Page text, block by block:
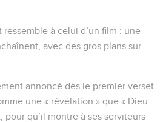
à celui d’un film : une
avec des gros plans sur
annoncé dès le premier verset
une « révélation » que « Dieu
pour qu’il montre à ses serviteurs